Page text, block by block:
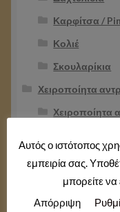
Καρφίτσα / Pin
Κολιέ
Σκουλαρίκια
Χειροποίητα
Χειροποίητα
Χειροποίητα
Χειροποίητα
Χειροποίητα
Αυτός ο ιστότοπος
εμπειρία σας.
μπορείτε να
Απόρριψη